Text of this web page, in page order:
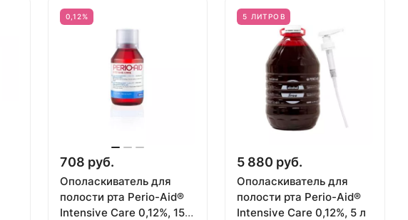
0,12%
708 руб.
Ополаскиватель для
полости рта Perio-Aid®
Intensive Care 0,12%, 150
5 ЛИТРОВ
5 880 руб.
Ополаскиватель для
полости рта Perio-Aid®
Intensive Care 0,12%, 5 л